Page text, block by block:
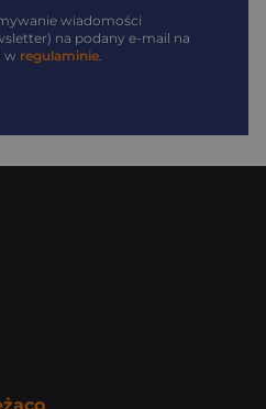
wiadomości
na podany e-mail na
w regulaminie